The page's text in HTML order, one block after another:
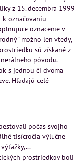
z 15. decembra 1999
k označovaniu
označenie v
možno len vtedy,
sú získané z
pôvodu.
s jednou či dvoma
Hľadajú celé
počas svojho
tisícročia výlučne
prostriedkov boli